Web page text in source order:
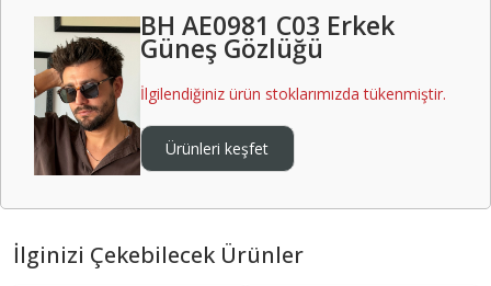
BH AE0981 C03 Erkek
Güneş Gözlüğü
İlgilendiğiniz ürün stoklarımızda tükenmiştir.
Ürünleri keşfet
İlginizi Çekebilecek Ürünler